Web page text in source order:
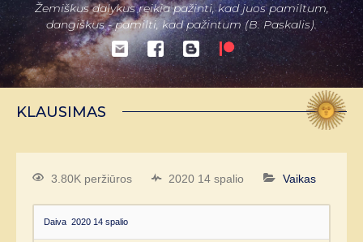
Žemiškus dalykus reikia pažinti, kad juos pamiltum,
dangiškus - pamilti, kad pažintum (B. Paskalis).
KLAUSIMAS
3.80K peržiūros 2020 14 spalio Vaikas
Daiva 2020 14 spalio